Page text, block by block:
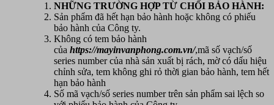
NHỮNG TRƯỜNG HỢP TỪ CHỐI BẢO HÀNH:
Sản phẩm đã hết hạn bảo hành hoặc không có phiếu
bảo hành của Công ty.
Không có tem bảo hành
của https://mayinvanphong.com.vn/,mã số vạch/số
series number của nhà sản xuất bị rách, mờ có dấu hiệu
chỉnh sửa, tem không ghi rỏ thời gian bảo hành, tem hết
hạn bảo hành
Số mã vạch/số series number trên sản phẩm sai lệch so